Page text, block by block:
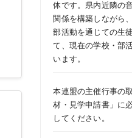
体です。県内近隣の
関係を構築しながら
部活動を通じての生
て、現在の学校・部
います。
本連盟の主催行事の
材・見学申請書」に
してください。